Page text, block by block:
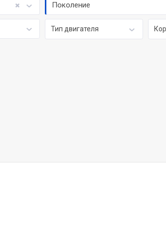
Поколение
Тип двигателя